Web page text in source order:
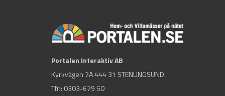
Portalen Interaktiv AB
Kyrkvägen 7A 444 31 STENUNGSUND
Tfn: 0303-679 50